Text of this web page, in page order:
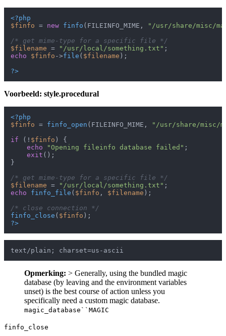
<?php
$finfo = new finfo (FILEINFO_MIME,
"/usr/share/misc/
/* get mime-type for a specific file */
$filename = "/usr/local/something.txt"
echo
$finfo ->file ( $filename );
?>
Voorbeeld: style.procedural
<?php
$finfo = finfo_open (FILEINFO_MIME,
"/usr/share/misc/
if (! $finfo ) {
echo
"Opening fileinfo database failed" ;
exit ();
}
/* get mime-type for a specific file */
$filename = "/usr/local/something.txt"
echo
finfo_file ( $finfo , $filename );
/* close connection */
finfo_close ( $finfo
?>
Opmerking: > Generally, using the bundled magic
database (by leaving and the environment variables
unset) is the best course of action unless you
specifically need a custom magic database.
magic_database``MAGIC
finfo_close